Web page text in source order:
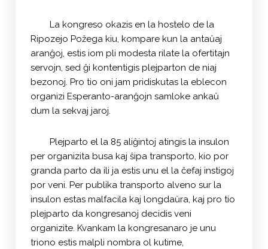
La kongreso okazis en la hostelo de la
Ripozejo Požega kiu, kompare kun la antaŭaj
aranĝoj, estis iom pli modesta rilate la ofertitajn
servojn, sed ĝi kontentigis plejparton de niaj
bezonoj. Pro tio oni jam pridiskutas la eblecon
organizi Esperanto-aranĝojn samloke ankaŭ
dum la sekvaj jaroj.
Plejparto el la 85 aliĝintoj atingis la insulon
per organizita busa kaj ŝipa transporto, kio por
granda parto da ili ja estis unu el la ĉefaj instigoj
por veni. Per publika transporto alveno sur la
insulon estas malfacila kaj longdaŭra, kaj pro tio
plejparto da kongresanoj decidis veni
organizite. Kvankam la kongresanaro je unu
triono estis malpli nombra ol kutime,